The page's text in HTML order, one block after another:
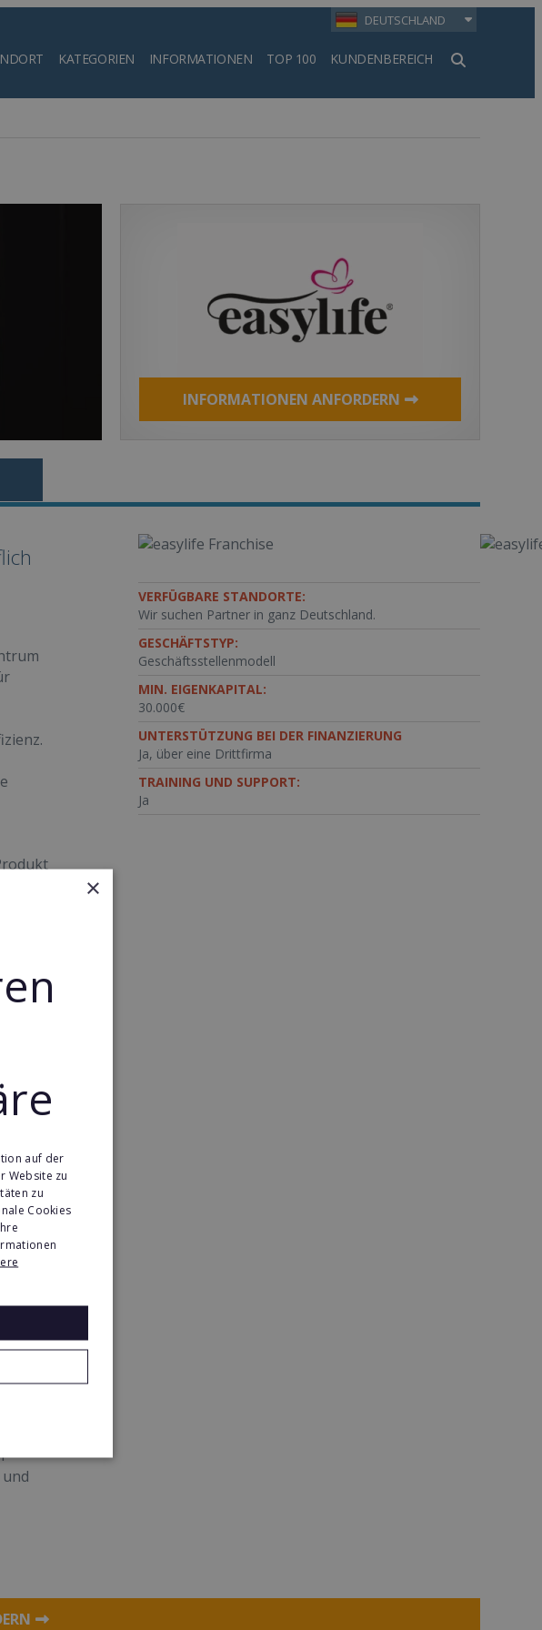
DEUTSCHLAND
KATEGORIEN INFORMATIONEN TOP 100 KUNDENBEREICH
Suchen
INFORMATIONEN ANFORDERN
zu
nach
wir
VERFÜGBARE STANDORTE:
Wir suchen Partner in ganz Deutschland.
GESCHÄFTSTYP:
Geschäftsstellenmodell
MIN. EIGENKAPITAL:
30.000€
UNTERSTÜTZUNG BEI DER FINANZIERUNG
Ja, über eine Drittfirma
TRAINING UND SUPPORT:
Ja
×
auf der
Website zu
zu
Cookies